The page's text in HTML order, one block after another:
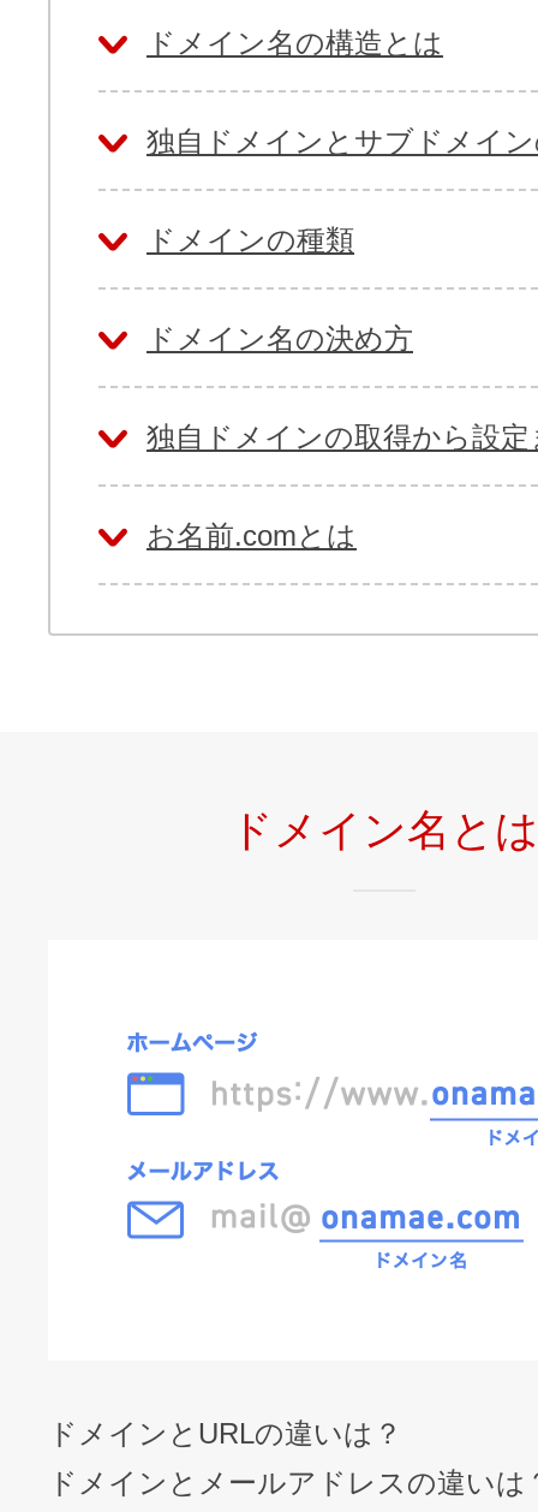
ドメイン名の構造とは
独自ドメインとサブドメイ
ドメインの種類
ドメイン名の決め方
独自ドメインの取得から設定
お名前.comとは
ドメイン名とは
ドメインとURLの違いは？
ドメインとメールアドレスの違いは